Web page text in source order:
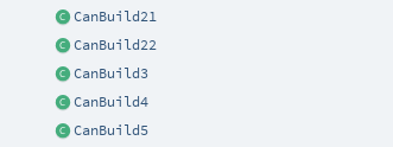
CanBuild21
CanBuild22
CanBuild3
CanBuild4
CanBuild5